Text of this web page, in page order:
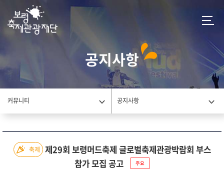
공지사항
커뮤니티 공지사항
축제 제29회 보령머드축제 글로벌축제관광박람회 부스
참가 모집 공고
주요